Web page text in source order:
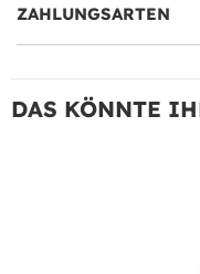
ZAHLUNGSARTEN
DAS KÖNNTE